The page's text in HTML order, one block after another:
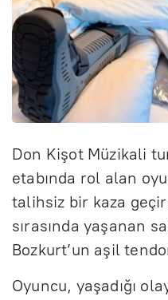
Don Kişot Müzikali
etabında rol alan
talihsiz bir kaza
sırasında yaşanan
Bozkurt’un aşil
Oyuncu, yaşadığı